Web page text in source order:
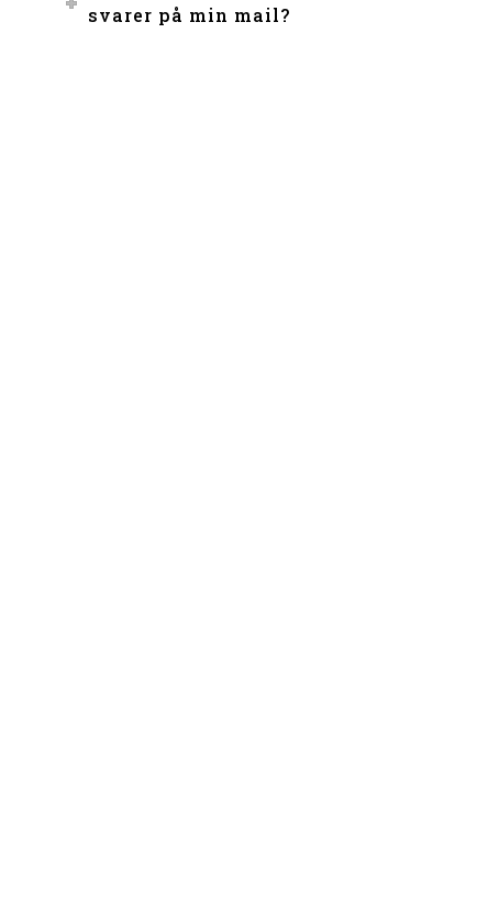
svarer på min mail?